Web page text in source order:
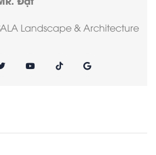
Landscape & Architecture